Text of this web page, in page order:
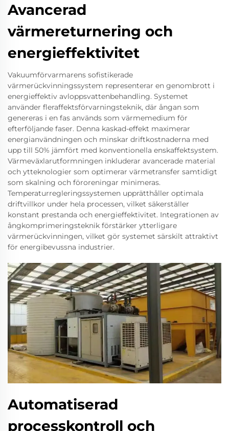
Avancerad
värmereturnering och
energieffektivitet
Vakuumförvarmarens sofistikerade
värmerückvinningssystem representerar en genombrott i
energieffektiv avloppsvattenbehandling. Systemet
använder fleraffektsförvarningsteknik, där ångan som
genereras i en fas används som värmemedium för
efterföljande faser. Denna kaskad-effekt maximerar
energianvändningen och minskar driftkostnaderna med
upp till 50% jämfört med konventionella enskaffektsystem.
Värmeväxlarutformningen inkluderar avancerade material
och ytteknologier som optimerar värmetransfer samtidigt
som skalning och föroreningar minimeras.
Temperaturregleringssystemen upprätthåller optimala
driftvillkor under hela processen, vilket säkerställer
konstant prestanda och energieffektivitet. Integrationen av
ångkomprimeringsteknik förstärker ytterligare
värmerückvinningen, vilket gör systemet särskilt attraktivt
för energibevussna industrier.
Automatiserad
processkontroll och